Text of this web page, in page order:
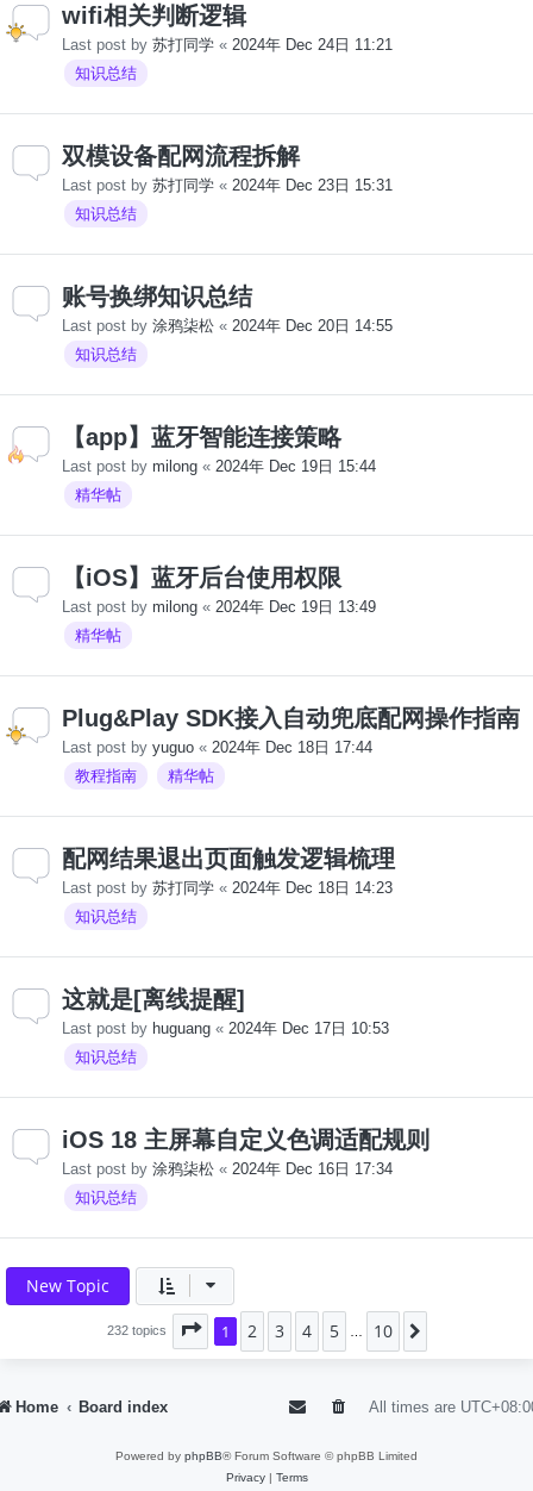
wifi相关判断逻辑
Last post by 苏打同学 « 2024年 Dec 24日 11:21
知识总结
双模设备配网流程拆解
Last post by 苏打同学 « 2024年 Dec 23日 15:31
知识总结
账号换绑知识总结
Last post by 涂鸦柒松 « 2024年 Dec 20日 14:55
知识总结
【app】蓝牙智能连接策略
Last post by milong « 2024年 Dec 19日 15:44
精华帖
【iOS】蓝牙后台使用权限
Last post by milong « 2024年 Dec 19日 13:49
精华帖
Plug&Play SDK接入自动兜底配网操作指南
Last post by yuguo « 2024年 Dec 18日 17:44
教程指南
精华帖
配网结果退出页面触发逻辑梳理
Last post by 苏打同学 « 2024年 Dec 18日 14:23
知识总结
这就是[离线提醒]
Last post by huguang « 2024年 Dec 17日 10:53
知识总结
iOS 18 主屏幕自定义色调适配规则
Last post by 涂鸦柒松 « 2024年 Dec 16日 17:34
知识总结
New Topic
232 topics Page 1of10
1 2 3 4 5 10
Home Board index All times are
Powered by phpBB® Forum Software © phpBB Limited
Privacy| Terms